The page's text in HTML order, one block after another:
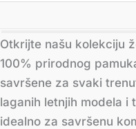
Otkrijte našu kolekciju
100% prirodnog
savršene za svaki
laganih letnjih modela i
idealno za savršenu